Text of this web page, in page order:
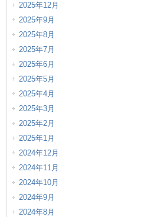
2025年12月
2025年9月
2025年8月
2025年7月
2025年6月
2025年5月
2025年4月
2025年3月
2025年2月
2025年1月
2024年12月
2024年11月
2024年10月
2024年9月
2024年8月